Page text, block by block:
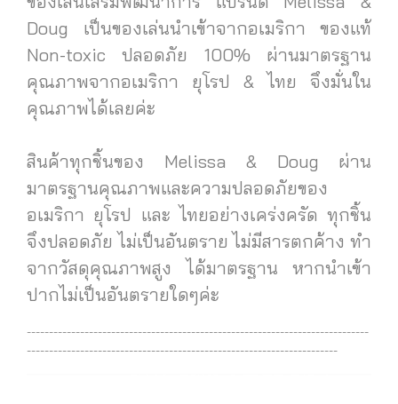
Doug เป็นของเล่นนำเข้าจากอเมริกา ของแท้
Non-toxic ปลอดภัย 100% ผ่านมาตรฐาน
คุณภาพจากอเมริกา ยุโรป & ไทย จึงมั่นใน
คุณภาพได้เลยค่ะ
สินค้าทุกชิ้นของ Melissa & Doug ผ่าน
มาตรฐานคุณภาพและความปลอดภัยของ
อเมริกา ยุโรป และ ไทยอย่างเคร่งครัด ทุกชิ้น
จึงปลอดภัย ไม่เป็นอันตราย ไม่มีสารตกค้าง ทำ
จากวัสดุคุณภาพสูง ได้มาตรฐาน หากนำเข้า
ปากไม่เป็นอันตรายใดๆค่ะ
-----------------------------------------------------------------------------
----------------------------------------------------------------------